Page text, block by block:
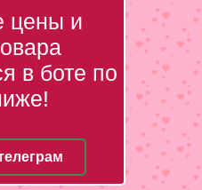
цены и
в боте по